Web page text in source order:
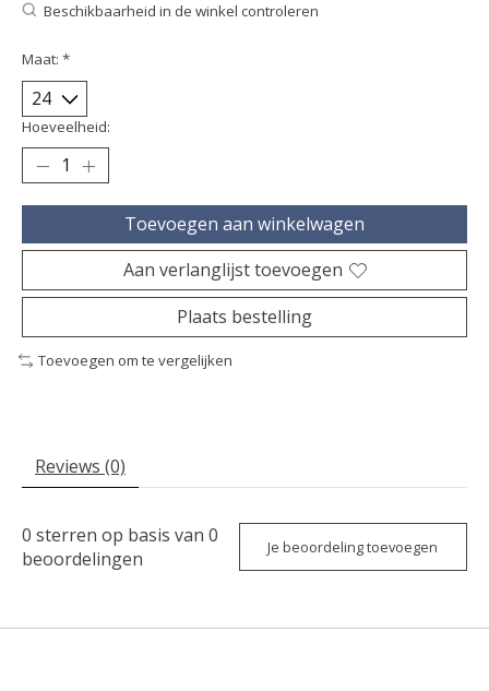
Beschikbaarheid in de winkel controleren
Maat: *
Hoeveelheid:
Toevoegen aan winkelwagen
Aan verlanglijst toevoegen
Plaats bestelling
Toevoegen om te vergelijken
Reviews (0)
0 sterren op basis van 0
beoordelingen
Je beoordeling toevoegen